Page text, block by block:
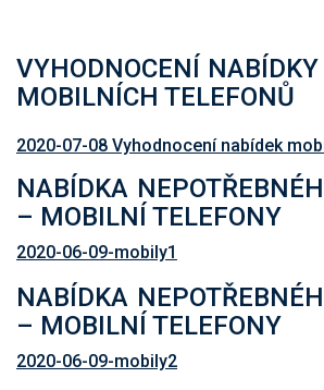
VYHODNOCENÍ
MOBILNÍCH TELEFONŮ
2020-07-08 Vyhodnocení nabídek
NABÍDKA
– MOBILNÍ TELEFONY
2020-06-09-mobily1
NABÍDKA
– MOBILNÍ TELEFONY
2020-06-09-mobily2